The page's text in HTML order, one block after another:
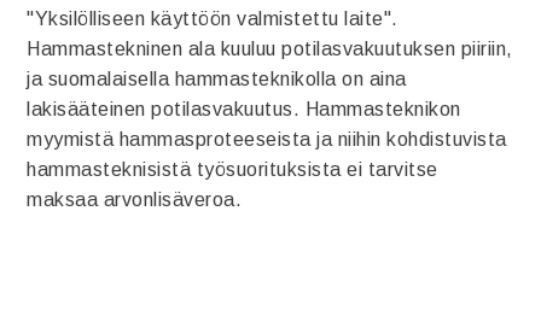
"Yksilölliseen käyttöön valmistettu laite".
Hammastekninen ala kuuluu potilasvakuutuksen piiriin,
ja suomalaisella hammasteknikolla on aina
lakisääteinen potilasvakuutus. Hammasteknikon
myymistä hammasproteeseista ja niihin kohdistuvista
hammasteknisistä työsuorituksista ei tarvitse
maksaa arvonlisäveroa.